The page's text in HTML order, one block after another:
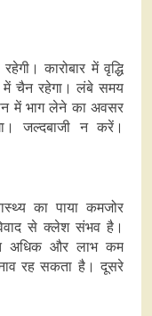
कारोबार में वृद्धि
में चैन रहेगा। लंबे समय
में भाग लेने का अवसर
जल्दबाजी न करें।
का पाया कमजोर
से क्लेश संभव है।
अधिक और लाभ कम
रह सकता है। दूसरे